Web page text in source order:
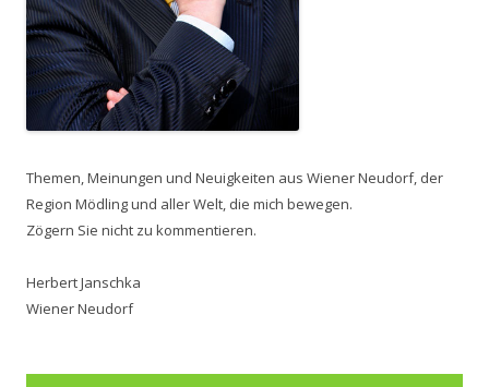
Themen, Meinungen und Neuigkeiten aus Wiener Neudorf, der
Region Mödling und aller Welt, die mich bewegen.
Zögern Sie nicht zu kommentieren.
Herbert Janschka
Wiener Neudorf